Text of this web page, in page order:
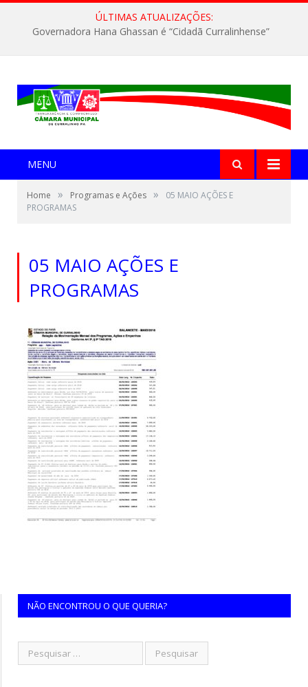
ÚLTIMAS ATUALIZAÇÕES:
Governadora Hana Ghassan é “Cidadã Curralinhense”
MENU
Home » Programas e Ações »
05 MAIO AÇÕES E
PROGRAMAS
05 MAIO AÇÕES E
PROGRAMAS
NÃO ENCONTROU O QUE QUERIA?